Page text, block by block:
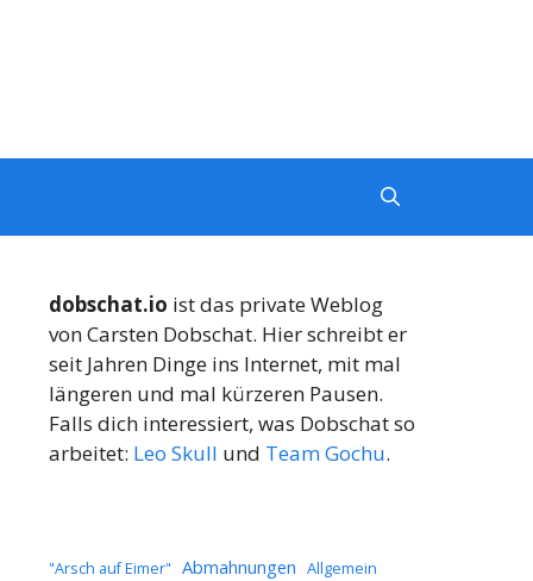
dobschat.io ist das private Weblog
von Carsten Dobschat. Hier schreibt er
seit Jahren Dinge ins Internet, mit mal
längeren und mal kürzeren Pausen.
Falls dich interessiert, was Dobschat so
arbeitet: Leo Skull und Team Gochu.
"Arsch auf Eimer" Abmahnungen Allgemein